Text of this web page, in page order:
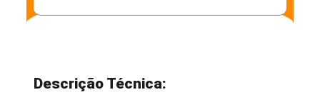
Descrição Técnica: